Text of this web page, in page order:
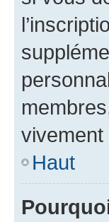
vivement
Haut